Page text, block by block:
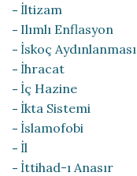
İltizam
Ilımlı Enflasyon
İskoç Aydınlanması
İhracat
İç Hazine
İkta Sistemi
İslamofobi
İl
İttihad-ı Anasır